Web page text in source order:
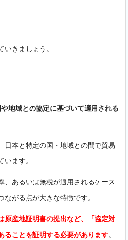
きましょう。
地域との協定に基づいて適用される
日本と特定の国・地域との間で貿易
ます。
、あるいは無税が適用されるケース
がる点が大きな特徴です。
原産地証明書の提出など、「協定対
ることを証明する必要があります。